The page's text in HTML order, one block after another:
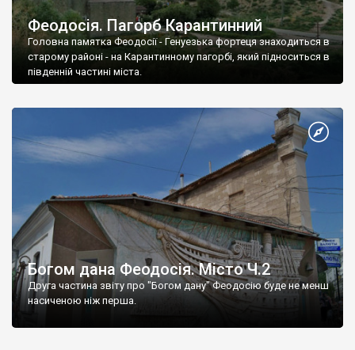
Феодосія. Пагорб Карантинний
Головна памятка Феодосії - Генуезька фортеця знаходиться в
старому районі - на Карантинному пагорбі, який підноситься в
південній частині міста.
Богом дана Феодосія. Місто Ч.2
Друга частина звіту про "Богом дану" Феодосію буде не менш
насиченою ніж перша.